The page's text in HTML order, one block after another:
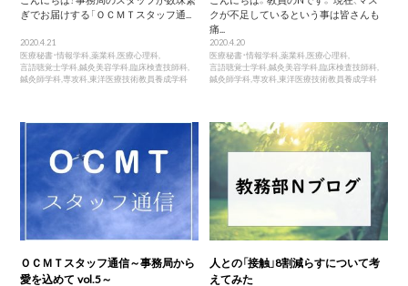
ぎでお届けする「ＯＣＭＴスタッフ通...
2020.4.21
医療秘書・情報学科,薬業科,医療心理科,
言語聴覚士学科,鍼灸美容学科,臨床検査技師科,
鍼灸師学科,専攻科,東洋医療技術教員養成学科
クが不足しているという事は皆さんも
痛...
2020.4.20
医療秘書・情報学科,薬業科,医療心理科,
言語聴覚士学科,鍼灸美容学科,臨床検査技師科,
鍼灸師学科,専攻科,東洋医療技術教員養成学科
ＯＣＭＴスタッフ通信～事務局から
愛を込めて vol.5～
人との「接触」8割減らすについて考
えてみた